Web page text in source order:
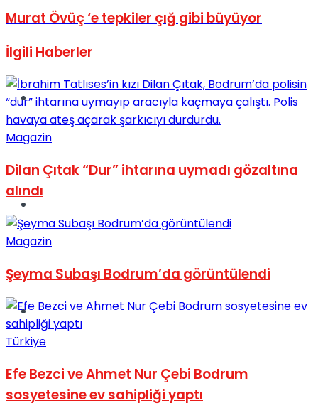
Müzik
Tatil
View All Result
Murat Övüç ‘e tepkiler çığ gibi büyüyor
İlgili Haberler
Magazin
Dilan Çıtak “Dur” ihtarına uymadı gözaltına
alındı
Magazin
Şeyma Subaşı Bodrum’da görüntülendi
Türkiye
Efe Bezci ve Ahmet Nur Çebi Bodrum
sosyetesine ev sahipliği yaptı